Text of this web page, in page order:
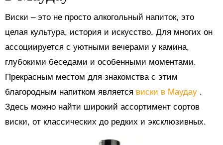
Виски – это не просто алкогольный напиток, это
целая культура, история и искусство. Для многих он
ассоциируется с уютными вечерами у камина,
глубокими беседами и особенными моментами.
Прекрасным местом для знакомства с этим
благородным напитком является виски в Маудау .
Здесь можно найти широкий ассортимент сортов
виски, от классических до редких и эксклюзивных.